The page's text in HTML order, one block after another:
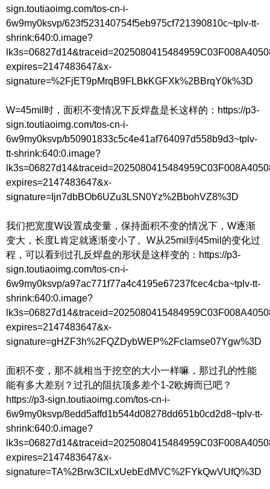
sign.toutiaoimg.com/tos-cn-i-
6w9my0ksvp/623f523140754f5eb975cf721390810c~tplv-tt-
shrink:640:0.image?
expires=2147483647&x-
signature=%2FjET9pMrqB9FLBkKGFXk%2BBrqY0k%3D
W=45mil时，面积不变情况下反焊盘是长这样的：https://p3-
sign.toutiaoimg.com/tos-cn-i-
6w9my0ksvp/b50901833c5c4e41af764097d558b9d3~tplv-
tt-shrink:640:0.image?
expires=2147483647&x-
signature=Ijn7dbBOb6UZu3LSN0Yz%2BbohVZ8%3D
我们把宽度W设置成变量，保持面积不变的情况下，W逐渐
变大，长度L肯定就逐渐变小了。W从25mil到45mil的变化过
程，可以看到过孔反焊盘的形状是这样变的：https://p3-
sign.toutiaoimg.com/tos-cn-i-
6w9my0ksvp/a97ac771f77a4c4195e67237fcec4cba~tplv-tt-
shrink:640:0.image?
expires=2147483647&x-
signature=gHZF3h%2FQZDybWEP%2FcIamse07Ygw%3D
面积不变，那不就相当于挖空的大小一样嘛，那过孔的性能
能有多大差别？过孔的阻抗顶多差个1-2欧姆而已吧？
https://p3-sign.toutiaoimg.com/tos-cn-i-
6w9my0ksvp/8edd5affd1b544d08278dd651b0cd2d8~tplv-tt-
shrink:640:0.image?
expires=2147483647&x-
signature=TA%2Brw3ClLxUebEdMVC%2FYkQwVUfQ%3D